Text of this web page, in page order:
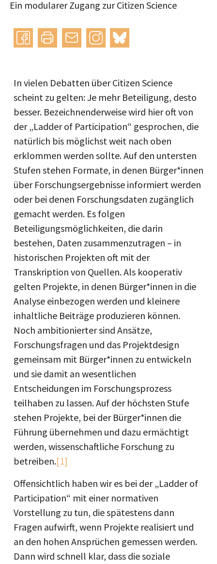
Ein modularer Zugang zur Citizen Science
Instagram
bluesky
In vielen Debatten über Citizen Science
scheint zu gelten: Je mehr Beteiligung, desto
besser. Bezeichnenderweise wird hier oft von
der „Ladder of Participation“ gesprochen, die
natürlich bis möglichst weit nach oben
erklommen werden sollte. Auf den untersten
Stufen stehen Formate, in denen Bürger*innen
über Forschungsergebnisse informiert werden
oder bei denen Forschungsdaten zugänglich
gemacht werden. Es folgen
Beteiligungsmöglichkeiten, die darin
bestehen, Daten zusammenzutragen – in
historischen Projekten oft mit der
Transkription von Quellen. Als kooperativ
gelten Projekte, in denen Bürger*innen in die
Analyse einbezogen werden und kleinere
inhaltliche Beiträge produzieren können.
Noch ambitionierter sind Ansätze,
Forschungsfragen und das Projektdesign
gemeinsam mit Bürger*innen zu entwickeln
und sie damit an wesentlichen
Entscheidungen im Forschungsprozess
teilhaben zu lassen. Auf der höchsten Stufe
stehen Projekte, bei der Bürger*innen die
Führung übernehmen und dazu ermächtigt
werden, wissenschaftliche Forschung zu
betreiben.[1]
Offensichtlich haben wir es bei der „Ladder of
Participation“ mit einer normativen
Vorstellung zu tun, die spätestens dann
Fragen aufwirft, wenn Projekte realisiert und
an den hohen Ansprüchen gemessen werden.
Dann wird schnell klar, dass die soziale